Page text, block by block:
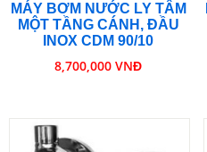
MÁY BƠM NƯỚC LY TÂM
MỘT TẦNG CÁNH, ĐẦU
INOX CDM 90/10
8,700,000 VNĐ